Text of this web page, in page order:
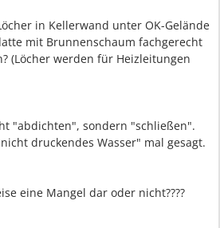
in Kellerwand unter OK-Gelände
mit Brunnenschaum fachgerecht
(Löcher werden für Heizleitungen
"abdichten", sondern "schließen".
druckendes Wasser" mal gesagt.
eine Mangel dar oder nicht????